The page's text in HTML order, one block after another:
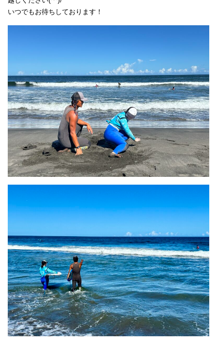
いつでもお待ちしております！